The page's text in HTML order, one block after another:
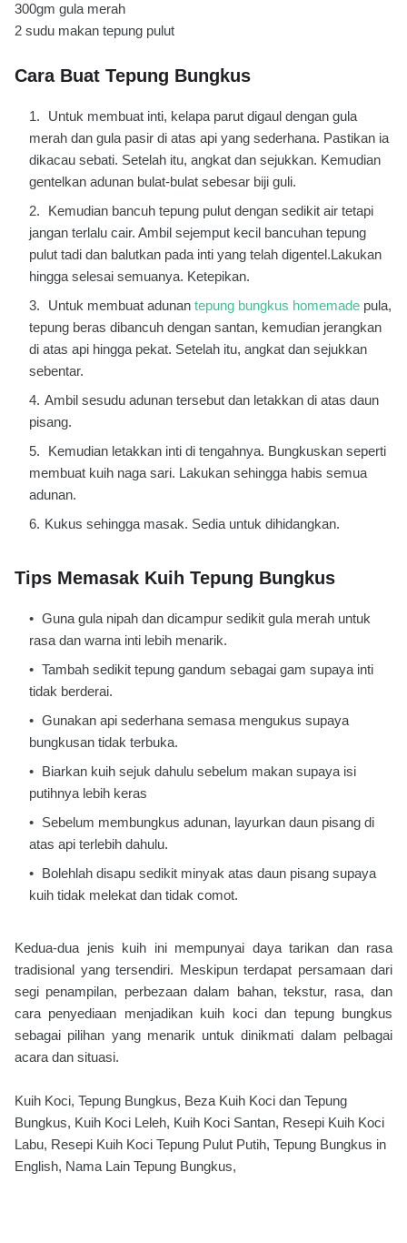
300gm gula merah
2 sudu makan tepung pulut
Cara Buat Tepung Bungkus
Untuk membuat inti, kelapa parut digaul dengan gula
merah dan gula pasir di atas api yang sederhana. Pastikan ia
dikacau sebati. Setelah itu, angkat dan sejukkan. Kemudian
gentelkan adunan bulat-bulat sebesar biji guli.
Kemudian bancuh tepung pulut dengan sedikit air tetapi
jangan terlalu cair. Ambil sejemput kecil bancuhan tepung
pulut tadi dan balutkan pada inti yang telah digentel.Lakukan
hingga selesai semuanya. Ketepikan.
Untuk membuat adunan tepung bungkus homemade pula,
tepung beras dibancuh dengan santan, kemudian jerangkan
di atas api hingga pekat. Setelah itu, angkat dan sejukkan
sebentar.
Ambil sesudu adunan tersebut dan letakkan di atas daun
pisang.
Kemudian letakkan inti di tengahnya. Bungkuskan seperti
membuat kuih naga sari. Lakukan sehingga habis semua
adunan.
Kukus sehingga masak. Sedia untuk dihidangkan.
Tips Memasak Kuih Tepung Bungkus
Guna gula nipah dan dicampur sedikit gula merah untuk
rasa dan warna inti lebih menarik.
Tambah sedikit tepung gandum sebagai gam supaya inti
tidak berderai.
Gunakan api sederhana semasa mengukus supaya
bungkusan tidak terbuka.
Biarkan kuih sejuk dahulu sebelum makan supaya isi
putihnya lebih keras
Sebelum membungkus adunan, layurkan daun pisang di
atas api terlebih dahulu.
Bolehlah disapu sedikit minyak atas daun pisang supaya
kuih tidak melekat dan tidak comot.
Kedua-dua jenis kuih ini mempunyai daya tarikan dan rasa
tradisional yang tersendiri. Meskipun terdapat persamaan dari
segi penampilan, perbezaan dalam bahan, tekstur, rasa, dan
cara penyediaan menjadikan kuih koci dan tepung bungkus
sebagai pilihan yang menarik untuk dinikmati dalam pelbagai
acara dan situasi.
Kuih Koci, Tepung Bungkus, Beza Kuih Koci dan Tepung
Bungkus, Kuih Koci Leleh, Kuih Koci Santan, Resepi Kuih Koci
Labu, Resepi Kuih Koci Tepung Pulut Putih, Tepung Bungkus in
English, Nama Lain Tepung Bungkus,